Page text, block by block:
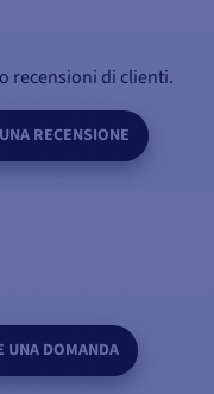
recensioni di clienti.
RECENSIONE
UNA DOMANDA